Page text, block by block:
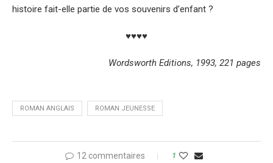
histoire fait-elle partie de vos souvenirs d’enfant ?
♥♥♥♥
Wordsworth Editions, 1993, 221 pages
ROMAN ANGLAIS ROMAN JEUNESSE
12 commentaires 1